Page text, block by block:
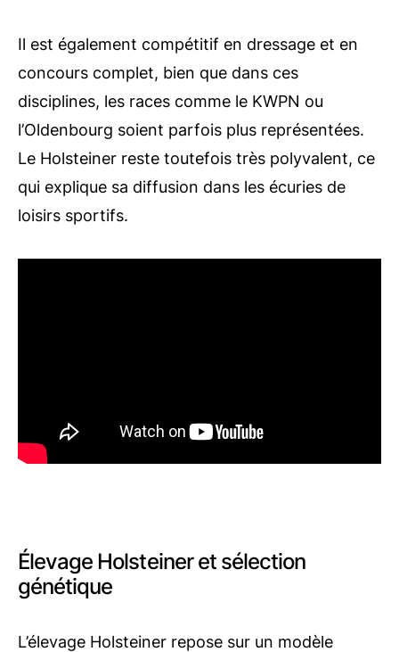
Il est également compétitif en dressage et en
concours complet, bien que dans ces
disciplines, les races comme le KWPN ou
l’Oldenbourg soient parfois plus représentées.
Le Holsteiner reste toutefois très polyvalent, ce
qui explique sa diffusion dans les écuries de
loisirs sportifs.
Élevage Holsteiner et sélection
génétique
L’élevage Holsteiner repose sur un modèle